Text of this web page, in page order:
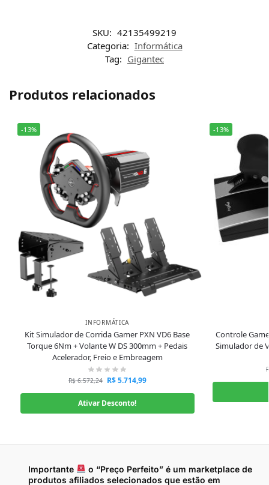
SKU: 42135499219
Categoria: Informática
Tag: Gigantec
Produtos relacionados
-13%
INFORMÁTICA
Kit Simulador de Corrida Gamer PXN VD6 Base
Torque 6Nm + Volante W DS 300mm + Pedais
Acelerador, Freio e Embreagem
R$6.572,24 R$5.714,99
Ativar Desconto!
-13%
Controle
Simulador de
Importante
o “Preço Perfeito” é um marketplace de
produtos afiliados selecionados que estão em